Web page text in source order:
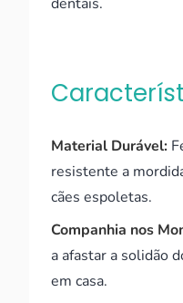
Material Durável:
resistente a
cães espoletas.
Companhia nos
a afastar a solidão
em casa.